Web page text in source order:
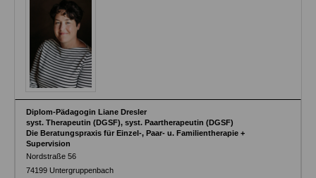
Diplom-Pädagogin Liane Dresler
syst. Therapeutin (DGSF), syst. Paartherapeutin (DGSF)
Die Beratungspraxis für Einzel-, Paar- u. Familientherapie +
Supervision
Nordstraße 56
74199 Untergruppenbach